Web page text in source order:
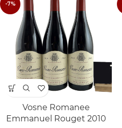
-7%
Vosne Romanee
Emmanuel Rouget 2010